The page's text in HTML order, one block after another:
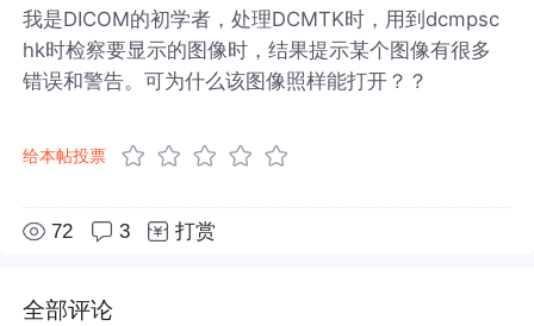
我是DICOM的初学者，处理DCMTK时，用到dcmpsc
hk时检察要显示的图像时，结果提示某个图像有很多
错误和警告。可为什么该图像照样能打开？？
给本帖投票
72 3 打赏
全部评论